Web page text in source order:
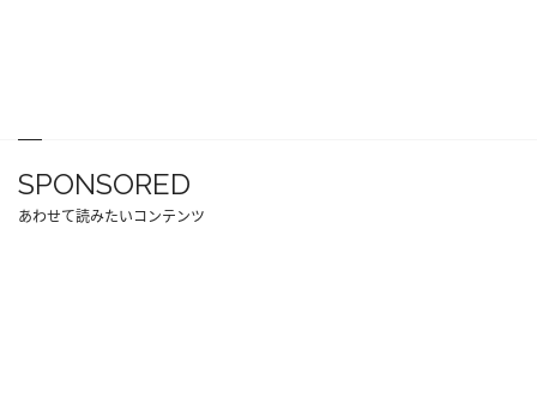
SPONSORED
あわせて読みたいコンテンツ